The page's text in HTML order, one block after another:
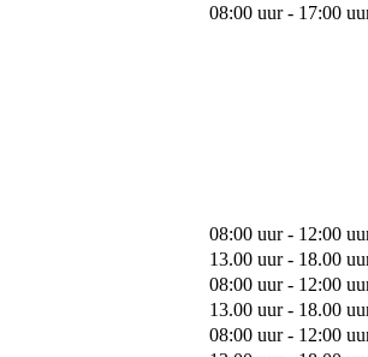
08:00 uur - 17:00
08:00 uur - 12:00
13.00 uur - 18.00
08:00 uur - 12:00
13.00 uur - 18.00
08:00 uur - 12:00